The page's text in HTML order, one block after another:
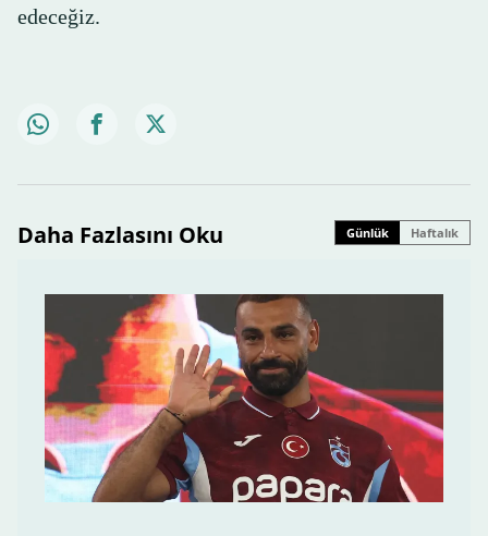
edeceğiz.
Daha Fazlasını Oku Günlük Haftalık